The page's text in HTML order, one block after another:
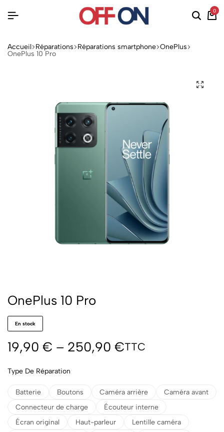
0
Accueil Réparations Réparations smartphone OnePlus
OnePlus 10 Pro
OnePlus 10 Pro
En stock
19,90 € – 250,90 €TTC
Type De Réparation
Batterie Boutons Caméra arrière
Caméra avant
Connecteur de charge
Écouteur interne
Écran original
Haut-parleur
Lentille caméra